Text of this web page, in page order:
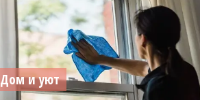
Дом и уют